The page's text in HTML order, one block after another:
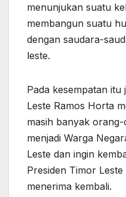
menunjukan suatu
membangun suatu
dengan saudara-
leste.
Pada kesempatan
Leste Ramos Horta
masih banyak
menjadi Warga
Leste dan ingin
Presiden Timor
menerima kembali.